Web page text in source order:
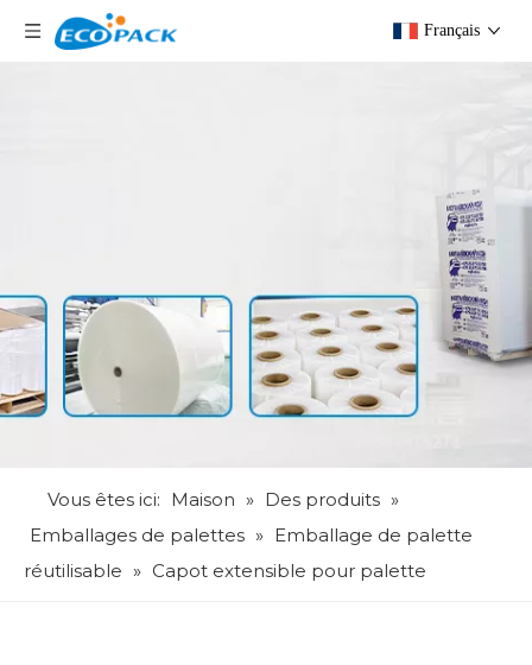
Français
Vous êtes ici: Maison » Des produits »
Emballages de palettes » Emballage de palette
réutilisable » Capot extensible pour palette